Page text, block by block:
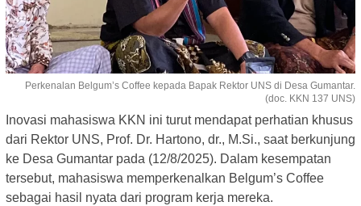
Perkenalan Belgum’s Coffee kepada Bapak Rektor UNS di Desa Gumantar.
(doc. KKN 137 UNS)
Inovasi mahasiswa KKN ini turut mendapat perhatian khusus
dari Rektor UNS, Prof. Dr. Hartono, dr., M.Si., saat berkunjung
ke Desa Gumantar pada (12/8/2025). Dalam kesempatan
tersebut, mahasiswa memperkenalkan Belgum’s Coffee
sebagai hasil nyata dari program kerja mereka.